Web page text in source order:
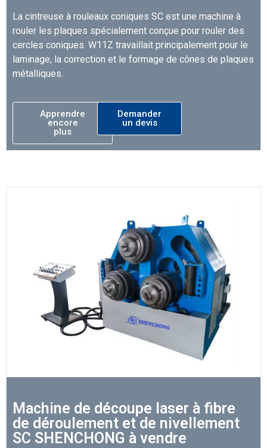
La cintreuse à rouleaux coniques SC est une machine à
rouler les plaques spécialement conçue pour rouler des
cercles coniques. W11Z travaillait principalement pour le
laminage, la correction et le formage de cônes de plaques
métalliques.
Apprendre
encore
plus
Demander
un devis
Machine de découpe laser à fibre
de déroulement et de nivellement
SC SHENCHONG à vendre